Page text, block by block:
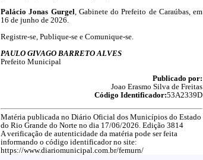
PalácioJonas Gurgel , Gabinete do Prefeito de Caraúbas, em
16 de junho de 2026.
Registre-se, Publique-se e Comunique-se.
PAULO GIVAGO BARRETO ALVES
Prefeito Municipal
Publicado por:
Joao Erasmo Silva de Freitas
Código Identificador:53A2339D
Matéria publicada no Diário Oficial dos Municípios do Estado
do Rio Grande do Norte no dia 17/06/2026. Edição 3814
A verificação de autenticidade da matéria pode ser feita
informando o código identificador no site:
https://www.diariomunicipal.com.br/femurn/